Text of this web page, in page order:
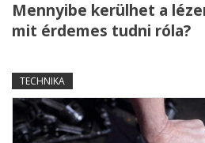
Mennyibe kerülhet a
mit érdemes tudni róla?
TECHNIKA